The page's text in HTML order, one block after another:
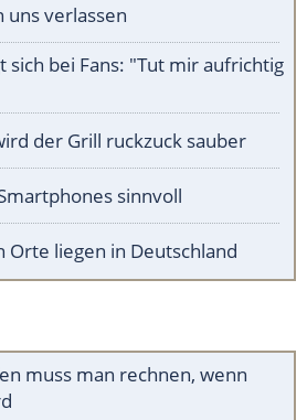
uns verlassen
sich bei Fans: "Tut mir aufrichtig
der Grill ruckzuck sauber
sinnvoll
liegen in Deutschland
muss man rechnen, wenn